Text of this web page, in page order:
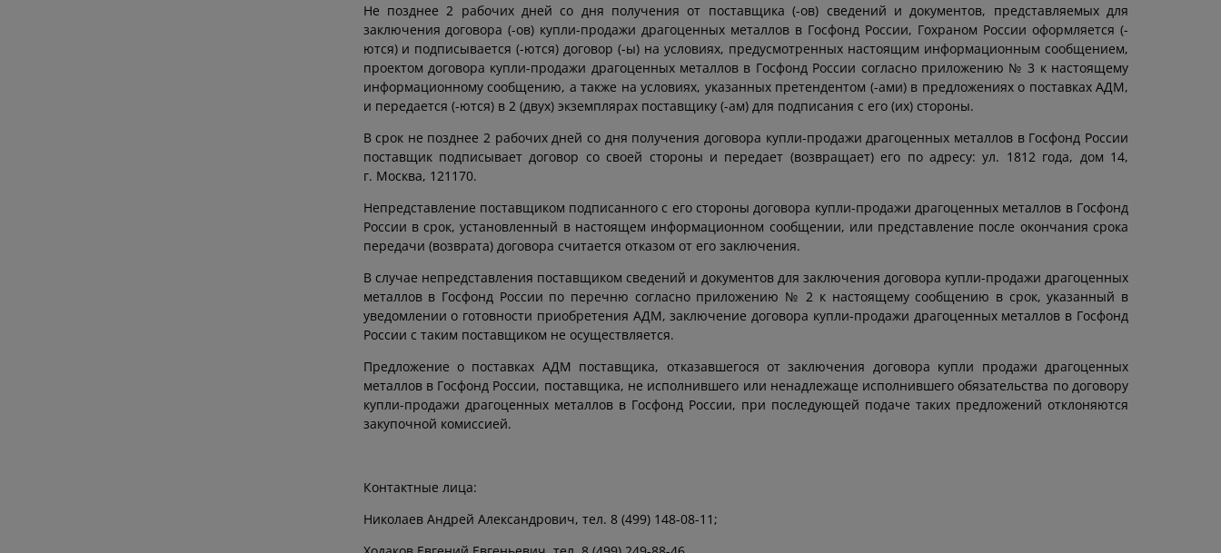
Не позднее 2 рабочих дней со дня получения от поставщика (-ов) сведений и документов, представляемых для
заключения договора (-ов) купли-продажи драгоценных металлов в Госфонд России, Гохраном России оформляется (-
ются) и подписывается (-ются) договор (-ы) на условиях, предусмотренных настоящим информационным сообщением,
проектом договора купли-продажи драгоценных металлов в Госфонд России согласно приложению № 3 к настоящему
информационному сообщению, а также на условиях, указанных претендентом (-ами) в предложениях о поставках АДМ,
и передается (-ются) в 2 (двух) экземплярах поставщику (-ам) для подписания с его (их) стороны.
В срок не позднее 2 рабочих дней со дня получения договора купли-продажи драгоценных металлов в Госфонд России
поставщик подписывает договор со своей стороны и передает (возвращает) его по адресу: ул. 1812 года, дом 14,
г. Москва, 121170.
Непредставление поставщиком подписанного с его стороны договора купли-продажи драгоценных металлов в Госфонд
России в срок, установленный в настоящем информационном сообщении, или представление после окончания срока
передачи (возврата) договора считается отказом от его заключения.
В случае непредставления поставщиком сведений и документов для заключения договора купли-продажи драгоценных
металлов в Госфонд России по перечню согласно приложению № 2 к настоящему сообщению в срок, указанный в
уведомлении о готовности приобретения АДМ, заключение договора купли-продажи драгоценных металлов в Госфонд
России с таким поставщиком не осуществляется.
Предложение о поставках АДМ поставщика, отказавшегося от заключения договора купли продажи драгоценных
металлов в Госфонд России, поставщика, не исполнившего или ненадлежаще исполнившего обязательства по договору
купли-продажи драгоценных металлов в Госфонд России, при последующей подаче таких предложений отклоняются
закупочной комиссией.
Контактные лица:
Николаев Андрей Александрович, тел. 8 (499) 148-08-11;